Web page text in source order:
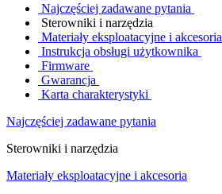
Najczęściej zadawane pytania
Sterowniki i narzędzia
Materiały eksploatacyjne i akcesoria
Instrukcja obsługi użytkownika
Firmware
Gwarancja
Karta charakterystyki
Najczęściej zadawane pytania
Sterowniki i narzędzia
Materiały eksploatacyjne i akcesoria